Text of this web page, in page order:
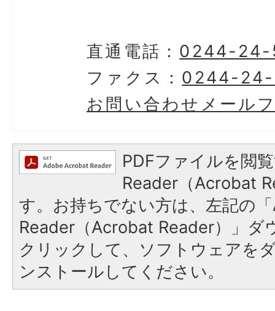
直通電話： 0244-
ファクス： 0244-
お問い合わせメール
PDFファイルを閲
Reader（Acrobat
す。お持ちでない方は、左記の
Reader（Acrobat Reader）」ダ
クリックして、ソフトウェアを
ンストールしてください。